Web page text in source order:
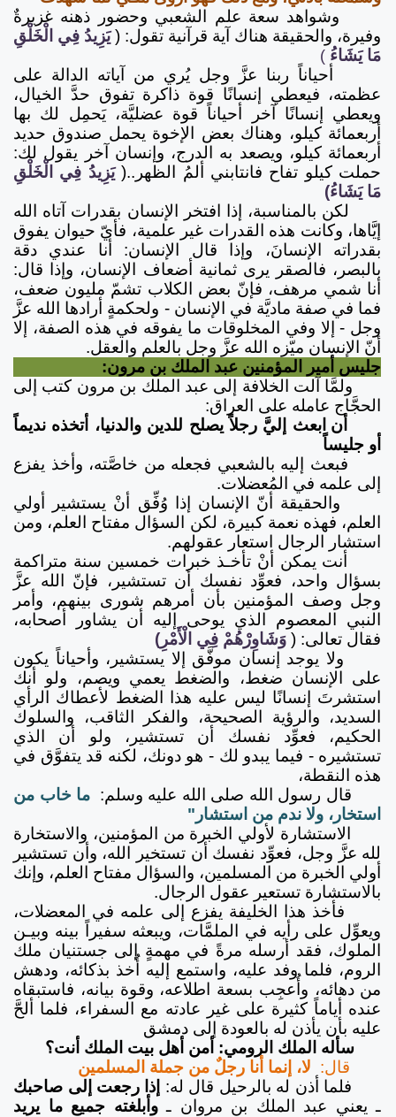
وشواهد سعة علم الشعبي وحضور ذهنه غزيرةٌ
وفيرة، والحقيقة هناك آية قرآنية تقول: ( يَزِيدُ فِي الْخَلْقِ
مَا يَشَاءُ )
أحياناً ربنا عزَّ وجل يُري من آياته الدالة على
عظمته، فيعطي إنسانًا قوة ذاكرة تفوق حدَّ الخيال،
ويعطي إنسانًا آخر أحياناً قوة عضليَّة، يَحمِل لك بها
أربعمائة كيلو، وهناك بعض الإخوة يحمل صندوق حديد
أربعمائة كيلو، ويصعد به الدرج، وإنسان آخر يقول لك:
حملت كيلو تفاح فانتابني ألمُ الظهر..( يَزِيدُ فِي الْخَلْقِ
مَا يَشَاءُ)
لكن بالمناسبة، إذا افتخر الإنسان بقدرات آتاه الله
إيَّاها، وكانت هذه القدرات غير علمية، فأيّ حيوان يفوق
بقدراته الإنسانَ، وإذا قال الإنسان: أنا عندي دقة
بالبصر، فالصقر يرى ثمانية أضعاف الإنسان، وإذا قال:
أنا شمي مرهف، فإنّ بعض الكلاب تشمّ مليون ضعف،
فما في صفة ماديَّة في الإنسان - ولحكمةٍ أرادها الله عزَّ
وجل - إلا وفي المخلوقات ما يفوقه في هذه الصفة، إلا
أنّ الإنسان ميّزه الله عزَّ وجل بالعلم والعقل.
جليس أمير المؤمنين عبد الملك بن مرون:
ولمَّا آلت الخلافة إلى عبد الملك بن مرون كتب إلى
الحجَّاج عامله على العراق:
أن ابعث إليَّ رجلاً يصلح للدين والدنيا، أتخذه نديماً
أو جليساً
فبعث إليه بالشعبي فجعله من خاصَّته، وأخذ يفزع
إلى علمه في المُعضلات.
والحقيقة أنّ الإنسان إذا وُفِّق أنْ يستشير أولي
العلم، فهذه نعمة كبيرة، لكن السؤال مفتاح العلم، ومن
استشار الرجال استعار عقولهم.
أنت يمكن أنْ تأخـذ خبرات خمسين سنة متراكمة
بسؤال واحد، فعوِّد نفسك أن تستشير، فإنّ الله عزَّ
وجل وصف المؤمنين بأن أمرهم شورى بينهم، وأمر
النبي المعصوم الذي يوحى إليه أن يشاور أصحابه،
فقال تعالى: ( وَشَاوِرْهُمْ فِي الْأَمْرِ)
ولا يوجد إنسان موفَّق إلا يستشير، وأحياناً يكون
على الإنسان ضغط، والضغط يعمي ويصم، ولو أنك
استشرتَ إنسانًا ليس عليه هذا الضغط لأعطاك الرأي
السديد، والرؤية الصحيحة، والفكر الثاقب، والسلوك
الحكيم، فعوِّد نفسك أن تستشير، ولو أن الذي
تستشيره - فيما يبدو لك - هو دونك، لكنه قد يتفوَّق في
هذه النقطة،
قال رسول الله صلى الله عليه وسلم: ما خاب من
استخار، ولا ندم من استشار"
الاستشارة لأولي الخبرة من المؤمنين، والاستخارة
لله عزَّ وجل، فعوِّد نفسك أن تستخير الله، وأن تستشير
أولي الخبرة من المسلمين، والسؤال مفتاح العلم، وإنك
بالاستشارة تستعير عقول الرجال.
فأخذ هذا الخليفة يفزع إلى علمه في المعضلات،
ويعوِّل على رأيه في الملمَّات، ويبعثه سفيراً بينه وبيـن
الملوك، فقد أرسله مرةً في مهمةٍ إلى جستنيان ملك
الروم، فلما وفد عليه، واستمع إليه أُخذ بذكائه، ودهش
من دهائه، وأُعجِب بسعة اطلاعه، وقوة بيانه، فاستبقاه
عنده أياماً كثيرة على غير عادته مع السفراء، فلما ألحَّ
عليه بأن يأذن له بالعودة إلى دمشق
سأله الملك الرومي: أمن أهل بيت الملك أنت؟
قال: لا، إنما أنا رجلٌ من جملة المسلمين
فلما أذن له بالرحيل قال له: إذا رجعت إلى صاحبك
ـ يعني عبد الملك بن مروان ـوأبلغته جميع ما يريد